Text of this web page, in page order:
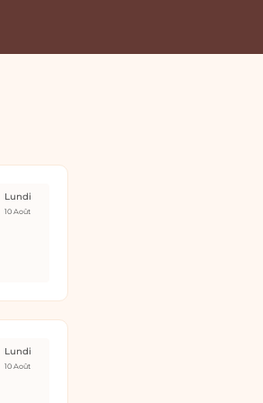
Lundi
10 Août
Lundi
10 Août